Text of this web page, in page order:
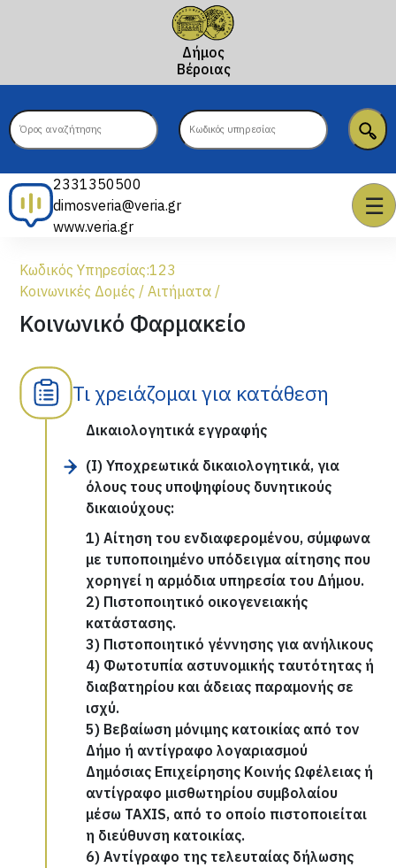
Δήμος
Βέροιας
2331350500
dimosveria@veria.gr
www.veria.gr
☰
Κωδικός Υπηρεσίας:123
Κοινωνικές Δομές/Αιτήματα/
Κοινωνικό Φαρμακείο
Τι χρειάζομαι για κατάθεση
Δικαιολογητικά εγγραφής
(Ι) Υποχρεωτικά δικαιολογητικά, για
όλους τους υποψηφίους δυνητικούς
δικαιούχους:
1) Αίτηση του ενδιαφερομένου, σύμφωνα
με τυποποιημένο υπόδειγμα αίτησης που
χορηγεί η αρμόδια υπηρεσία του Δήμου.
2) Πιστοποιητικό οικογενειακής
κατάστασης.
3) Πιστοποιητικό γέννησης για ανήλικους
4) Φωτοτυπία αστυνομικής ταυτότητας ή
διαβατηρίου και άδειας παραμονής σε
ισχύ.
5) Βεβαίωση μόνιμης κατοικίας από τον
Δήμο ή αντίγραφο λογαριασμού
Δημόσιας Επιχείρησης Κοινής Ωφέλειας ή
αντίγραφο μισθωτηρίου συμβολαίου
μέσω ΤΑΧΙS, από το οποίο πιστοποιείται
η διεύθυνση κατοικίας.
6) Αντίγραφο της τελευταίας δήλωσης